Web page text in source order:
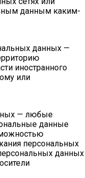
данным каким-
данных —
иностранного
или
— любые
данные
персональных
данных